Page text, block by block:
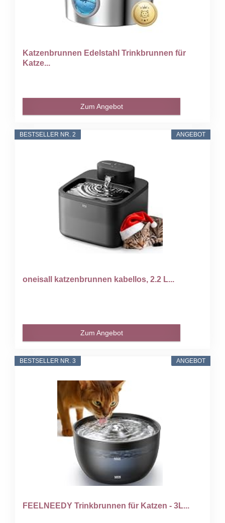
Katzenbrunnen Edelstahl Trinkbrunnen für
Katze...
Zum Angebot
ANGEBOT
BESTSELLER NR. 2
oneisall katzenbrunnen kabellos, 2.2 L...
Zum Angebot
ANGEBOT
BESTSELLER NR. 3
FEELNEEDY Trinkbrunnen für Katzen - 3L...